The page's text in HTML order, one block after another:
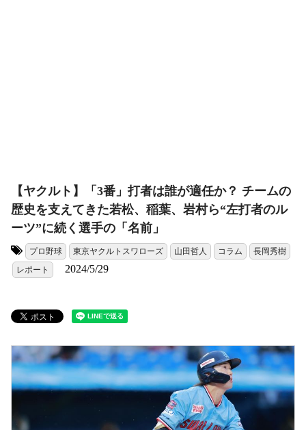
【ヤクルト】「3番」打者は誰が適任か？ チームの
歴史を支えてきた若松、稲葉、岩村ら“左打者のル
ーツ”に続く選手の「名前」
プロ野球 東京ヤクルトスワローズ 山田哲人 コラム
長岡秀樹
レポート
2024/5/29